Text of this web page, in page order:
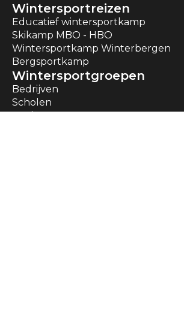
Wintersportreizen
Educatief wintersportkamp
Skikamp MBO - HBO
Wintersportkamp Winterbergen
Bergsportkamp
Wintersportgroepen
Bedrijven
Scholen
Gezinnen